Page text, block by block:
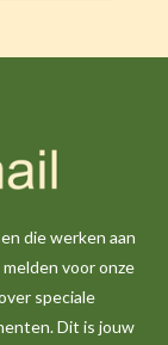
die werken aan
voor onze
speciale
Dit is jouw